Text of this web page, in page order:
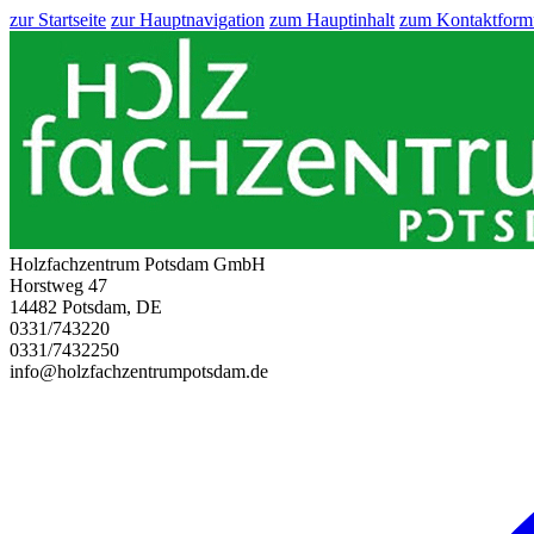
zur Startseite zur Hauptnavigation zum Hauptinhalt zum
Holzfachzentrum Potsdam GmbH
Horstweg 47
14482 Potsdam, DE
0331/743220
0331/7432250
info@holzfachzentrumpotsdam.de